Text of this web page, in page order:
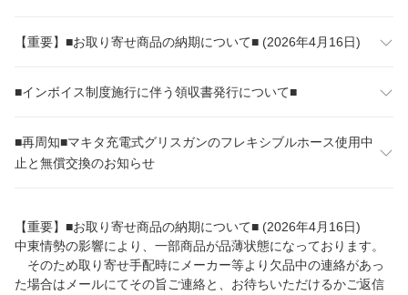
【重要】■お取り寄せ商品の納期について■ (2026年4月16日)
■インボイス制度施行に伴う領収書発行について■
■再周知■マキタ充電式グリスガンのフレキシブルホース使用中
止と無償交換のお知らせ
【重要】■お取り寄せ商品の納期について■ (2026年4月16日)
中東情勢の影響により、一部商品が品薄状態になっております。
そのため取り寄せ手配時にメーカー等より欠品中の連絡があっ
た場合はメールにてその旨ご連絡と、お待ちいただけるかご返信